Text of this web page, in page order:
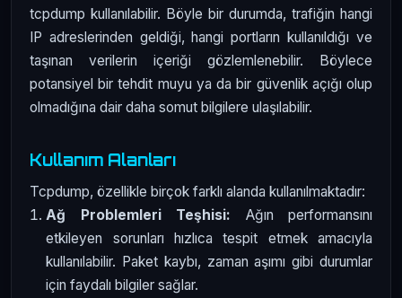
tcpdump kullanılabilir. Böyle bir durumda, trafiğin hangi
IP adreslerinden geldiği, hangi portların kullanıldığı ve
taşınan verilerin içeriği gözlemlenebilir. Böylece
potansiyel bir tehdit muyu ya da bir güvenlik açığı olup
olmadığına dair daha somut bilgilere ulaşılabilir.
Kullanım Alanları
Tcpdump, özellikle birçok farklı alanda kullanılmaktadır:
Ağ Problemleri Teşhisi: Ağın performansını
etkileyen sorunları hızlıca tespit etmek amacıyla
kullanılabilir. Paket kaybı, zaman aşımı gibi durumlar
için faydalı bilgiler sağlar.